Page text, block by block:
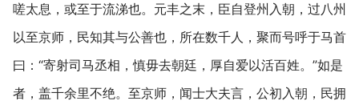
嗟太息，或至于流涕也。元丰之末，臣自登州入朝，过八州
以至京师，民知其与公善也，所在数千人，聚而号呼于马首
曰：“寄射司马丞相，慎毋去朝廷，厚自爱以活百姓。”如是
者，盖千余里不绝。至京师，闻士大夫言，公初入朝，民拥